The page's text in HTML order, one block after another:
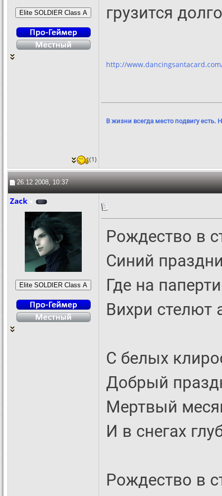
грузится долго
http://
В жизни всегда место подвигу есть.
(1)
26.12.2008, 10:37
Zack
Рождество в
Синий
Где на
Вихри стелют
С белых
Добрый
Мертвый
И в снегах
Рождество в